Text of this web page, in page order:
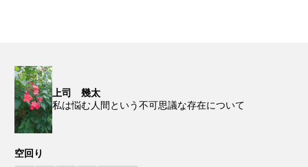
上司 幾太
私は悩む人間という不可思議な存在について
空回り